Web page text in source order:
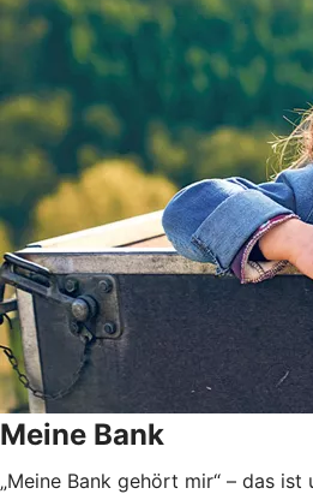
Meine Bank
„Meine Bank gehört mir“ – das ist